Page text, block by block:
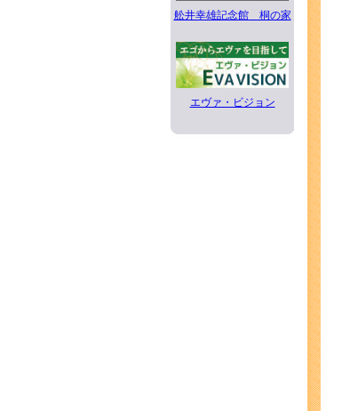
舩井幸雄記念館 桐の家
エヴァ・ビジョン